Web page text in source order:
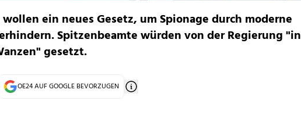
ein neues Gesetz, um Spionage durch moderne
Spitzenbeamte würden von der Regierung "in
gesetzt.
OE24 AUF GOOGLE BEVORZUGEN